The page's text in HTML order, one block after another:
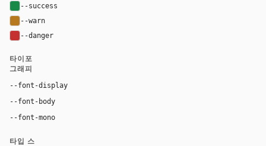
--success
--warn
--danger
타이포
그래피
--font-display
--font-body
--font-mono
타입 스